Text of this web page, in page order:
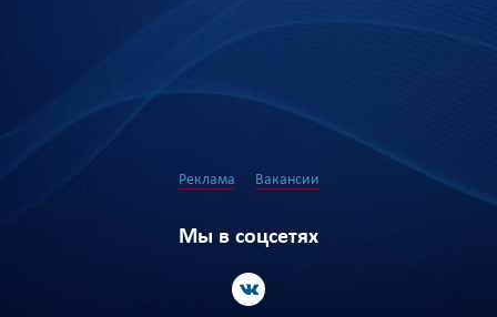
Реклама Вакансии
Мы в соцсетях